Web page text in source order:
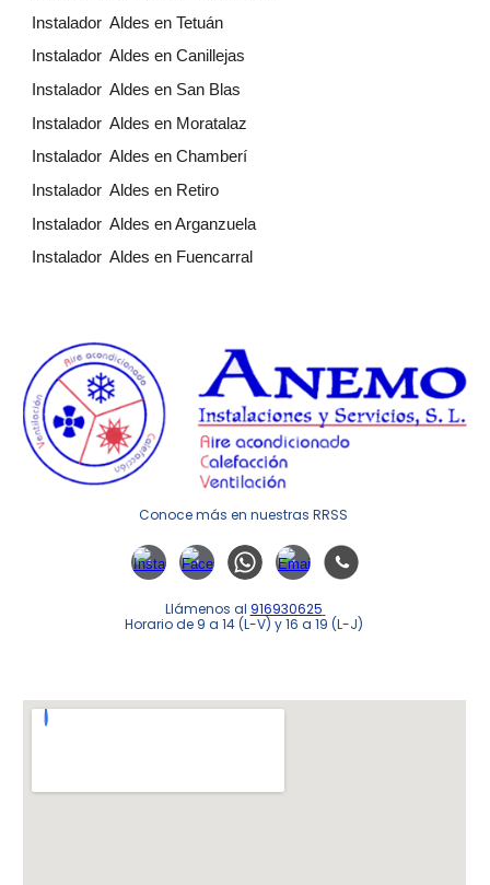
Instalador Aldes en Tetuán
Instalador Aldes en Canillejas
Instalador Aldes en San Blas
Instalador Aldes en Moratalaz
Instalador Aldes en Chamberí
Instalador Aldes en Retiro
Instalador Aldes en Arganzuela
Instalador Aldes en Fuencarral
Conoce más en nuestras RRSS
Llámenos al 916930625
Horario de 9 a 14 (L-V) y 16 a 19 (L-J)